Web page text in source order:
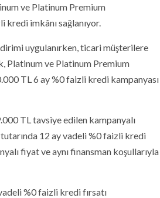
ve Platinum Premium
imkânı sağlanıyor.
uygulanırken, ticari müşterilere
Platinum ve Platinum Premium
TL 6 ay %0 faizli kredi kampanyası
TL tavsiye edilen kampanyalı
12 ay vadeli %0 faizli kredi
fiyat ve aynı finansman koşullarıyla
%0 faizli kredi fırsatı